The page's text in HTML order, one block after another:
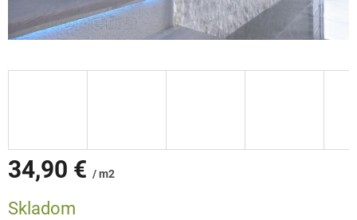
34,90 € / m2
cena:
Skladom